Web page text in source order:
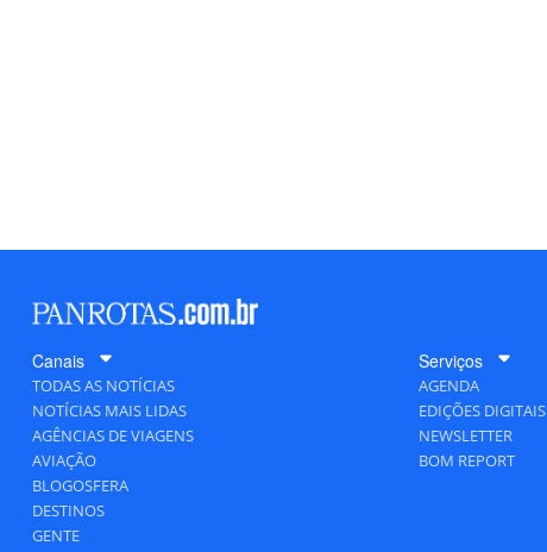
Canais
TODAS AS NOTÍCIAS
NOTÍCIAS MAIS LIDAS
AGÊNCIAS DE VIAGENS
AVIAÇÃO
BLOGOSFERA
DESTINOS
GENTE
Serviços
AGENDA
EDIÇÕES DIGITAIS
NEWSLETTER
BOM REPORT